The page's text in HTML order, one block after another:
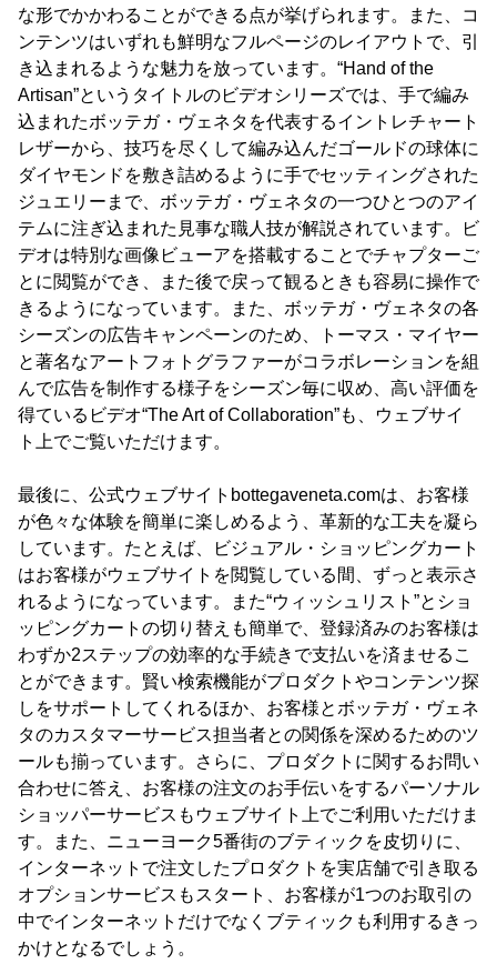
な形でかかわることができる点が挙げられます。また、コ
ンテンツはいずれも鮮明なフルページのレイアウトで、引
き込まれるような魅力を放っています。“Hand of the
Artisan”というタイトルのビデオシリーズでは、手で編み
込まれたボッテガ・ヴェネタを代表するイントレチャート
レザーから、技巧を尽くして編み込んだゴールドの球体に
ダイヤモンドを敷き詰めるように手でセッティングされた
ジュエリーまで、ボッテガ・ヴェネタの一つひとつのアイ
テムに注ぎ込まれた見事な職人技が解説されています。ビ
デオは特別な画像ビューアを搭載することでチャプターご
とに閲覧ができ、また後で戻って観るときも容易に操作で
きるようになっています。また、ボッテガ・ヴェネタの各
シーズンの広告キャンペーンのため、トーマス・マイヤー
と著名なアートフォトグラファーがコラボレーションを組
んで広告を制作する様子をシーズン毎に収め、高い評価を
得ているビデオ“The Art of Collaboration”も、ウェブサイ
ト上でご覧いただけます。
最後に、公式ウェブサイトbottegaveneta.comは、お客様
が色々な体験を簡単に楽しめるよう、革新的な工夫を凝ら
しています。たとえば、ビジュアル・ショッピングカート
はお客様がウェブサイトを閲覧している間、ずっと表示さ
れるようになっています。また“ウィッシュリスト”とショ
ッピングカートの切り替えも簡単で、登録済みのお客様は
わずか2ステップの効率的な手続きで支払いを済ませるこ
とができます。賢い検索機能がプロダクトやコンテンツ探
しをサポートしてくれるほか、お客様とボッテガ・ヴェネ
タのカスタマーサービス担当者との関係を深めるためのツ
ールも揃っています。さらに、プロダクトに関するお問い
合わせに答え、お客様の注文のお手伝いをするパーソナル
ショッパーサービスもウェブサイト上でご利用いただけま
す。また、ニューヨーク5番街のブティックを皮切りに、
インターネットで注文したプロダクトを実店舗で引き取る
オプションサービスもスタート、お客様が1つのお取引の
中でインターネットだけでなくブティックも利用するきっ
かけとなるでしょう。